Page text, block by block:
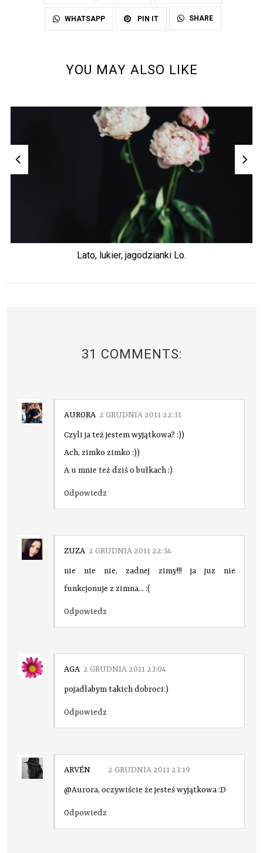
WHATSAPP PIN IT SHARE
YOU MAY ALSO LIKE
Lato, lukier, jagodzianki Lo.
31 COMMENTS:
AURORA 2 GRUDNIA 2011 22:31
Czyli ja też jestem wyjątkowa? :))
Ach, zimko zimko :))
A u mnie też dziś o bułkach ;)
Odpowiedz
ZUZA 2 GRUDNIA 2011 22:34
nie nie nie, zadnej zimy!!! ja juz nie
funkcjonuje z zimna... :(
Odpowiedz
AGA 2 GRUDNIA 2011 23:04
pojadlabym takich dobroci:)
Odpowiedz
ARVÉN 2 GRUDNIA 2011 23:19
@Aurora, oczywiście że jesteś wyjątkowa :D
Odpowiedz